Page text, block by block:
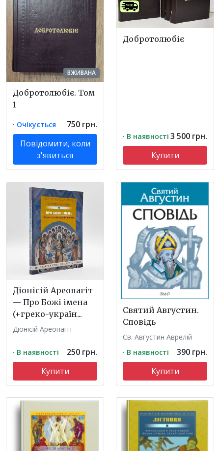
ВЖИВАНА
Добротолюбіє. Том
1
· Очікується
750 грн.
Повідомити, коли
з'явиться
Добротолюбіє
· В наявності 3 500 грн.
Купити
Діонісій Ареопагіт
— Про Божі імена
(+греко-україн...
Діонісій Ареопагіт
· В наявності
250 грн.
Купити
Святий Августин.
Сповідь
Св. Августин Аврелій
· В наявності
390 грн.
Купити